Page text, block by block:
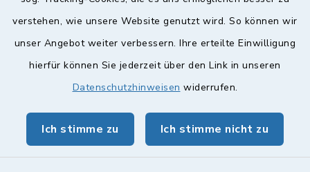
verstehen, wie unsere Website genutzt wird. So können wir
unser Angebot weiter verbessern. Ihre erteilte Einwilligung
hierfür können Sie jederzeit über den Link in unseren
Datenschutzhinweisen widerrufen.
Ich stimme zu Ich stimme nicht zu
Quicklinks
Landkreis Lichtenfels
geoPortal Lichtenfels